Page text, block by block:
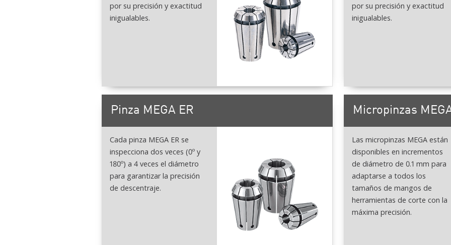
por su precisión y exactitud
inigualables.
por su precisión y exactitud
inigualables.
Pinza MEGA ER
Cada pinza MEGA ER se
inspecciona dos veces (0º y
180º) a 4 veces el diámetro
para garantizar la precisión
de descentraje.
Micropinzas
Las micropinzas MEGA están
disponibles en incrementos
de diámetro de 0.1 mm para
adaptarse a todos los
tamaños de mangos de
herramientas de corte con la
máxima precisión.